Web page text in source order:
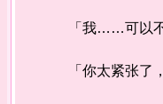
「我……可以不要
「你太紧张了，